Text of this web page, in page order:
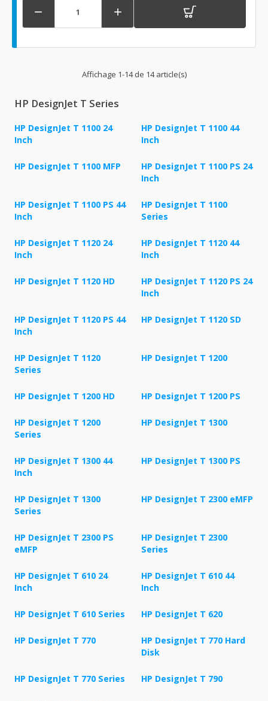
 
Affichage 1-14 de 14 article(s)
HP DesignJet T Series
HP DesignJet T 1100 24
Inch
HP DesignJet T 1100 44
Inch
HP DesignJet T 1100 MFP
HP DesignJet T 1100 PS 24
Inch
HP DesignJet T 1100 PS 44
Inch
HP DesignJet T 1100
Series
HP DesignJet T 1120 24
Inch
HP DesignJet T 1120 44
Inch
HP DesignJet T 1120 HD
HP DesignJet T 1120 PS 24
Inch
HP DesignJet T 1120 PS 44
Inch
HP DesignJet T 1120 SD
HP DesignJet T 1120
Series
HP DesignJet T 1200
HP DesignJet T 1200 HD HP DesignJet T 1200 PS
HP DesignJet T 1200
Series
HP DesignJet T 1300
HP DesignJet T 1300 44
Inch
HP DesignJet T 1300 PS
HP DesignJet T 1300
Series
HP DesignJet T 2300 eMFP
HP DesignJet T 2300 PS
eMFP
HP DesignJet T 2300
Series
HP DesignJet T 610 24
Inch
HP DesignJet T 610 44
Inch
HP DesignJet T 610 Series HP DesignJet T 620
HP DesignJet T 770
HP DesignJet T 770 Hard
Disk
HP DesignJet T 770 Series HP DesignJet T 790